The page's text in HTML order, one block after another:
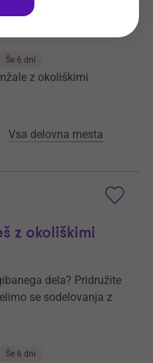
se sodelovanja z
Še 6 dni
z okoliškimi
Vsa delovna mesta
z okoliškimi
dela? Pridružite
se sodelovanja z
Še 6 dni